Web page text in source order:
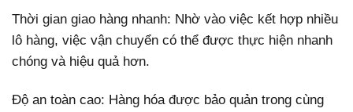
Thời gian giao hàng nhanh: Nhờ vào việc kết hợp nhiều
lô hàng, việc vận chuyển có thể được thực hiện nhanh
chóng và hiệu quả hơn.
Độ an toàn cao: Hàng hóa được bảo quản trong cùng